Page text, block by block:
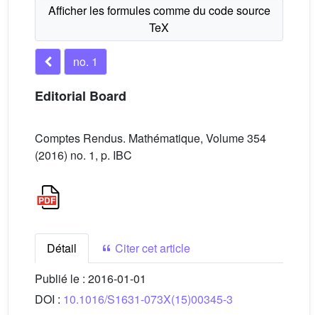
no. 1
Editorial Board
Comptes Rendus. Mathématique, Volume 354
(2016) no. 1, p. IBC
Détail
Citer cet article
Publié le : 2016-01-01
DOI : 10.1016/S1631-073X(15)00345-3